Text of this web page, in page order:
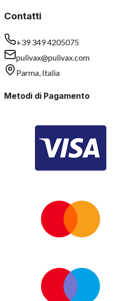
Contatti
+39 349 4205075
pulivax@pulivax.com
Parma, Italia
Metodi di Pagamento